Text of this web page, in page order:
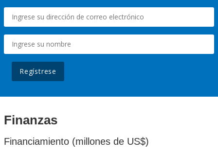
Regístrese
Finanzas
Financiamiento (millones de US$)